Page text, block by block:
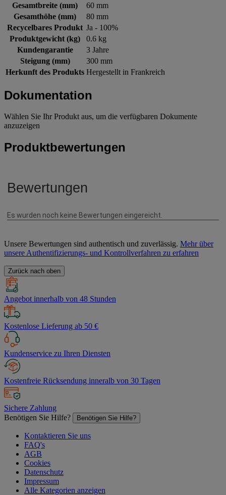
Gesamtbreite (mm)
60 mm
Gesamthöhe (mm)
80 mm
Recycelbares Produkt Ja - 100%
Produktgewicht (kg)
0.6 kg
Kundengarantie
3 Jahre
Steigung (mm)
300 mm
Herkunft des Produkts Hergestellt in Frankreich
Dokumentation
Wählen Sie Ihr Produkt aus, um die verfügbaren Dokumente
anzuzeigen
Produktbewertungen
Unsere Bewertungen sind authentisch und zuverlässig. Mehr über
unsere Authentifizierungs- und Kontrollverfahren zu erfahren
Zurück nach oben
Angebot innerhalb von 48 Stunden
Kostenlose Lieferung ab 50 €
Kundenservice zu Ihren Diensten
Kostenfreie Rücksendung inneralb von 30 Tagen
Sichere Zahlung
Benötigen Sie Hilfe?
Benötigen Sie Hilfe?
Kontaktieren Sie uns
FAQ's
AGB
Cookies
Datenschutz
Impressum
Alle Kategorien anzeigen